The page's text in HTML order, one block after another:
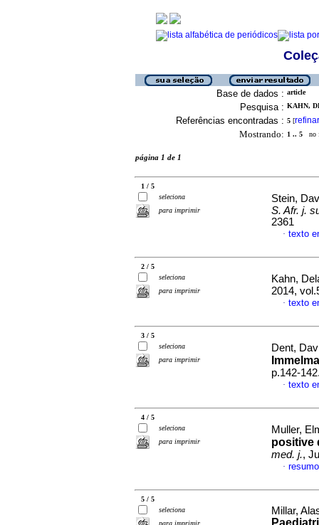
Base de dados : article
Pesquisa : KAHN,
Referências encontradas : 5 [refinar
Mostrando: 1 .. 5 no
página 1 de 1
1 / 5
seleciona
para imprimir
Stein,
S. Afr. j.
2361
· texto
2 / 5
seleciona
para imprimir
Kahn,
2014,
· texto
3 / 5
seleciona
para imprimir
Dent,
p.142-
· texto
4 / 5
seleciona
para imprimir
Muller,
positive
med. j.,
·
5 / 5
seleciona
para imprimir
Millar,